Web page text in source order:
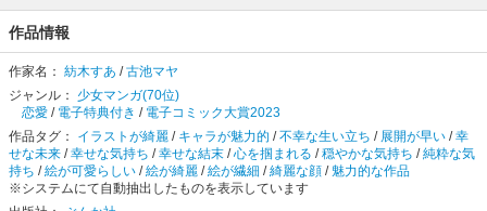
作品情報
作家名： 紡木すあ /古池マヤ
ジャンル： 少女マンガ(70位)
恋愛 / 電子特典付き / 電子コミック大賞2023
作品タグ： イラストが綺麗 / キャラが魅力的 /不幸な生い立ち / 展開が早い /幸
せな未来 /幸せな気持ち /幸せな結末 /心を掴まれる /穏やかな気持ち /純粋な気
持ち /絵が可愛らしい /絵が綺麗 /絵が繊細 /綺麗な顔 / 魅力的な作品
※システムにて自動抽出したものを表示しています